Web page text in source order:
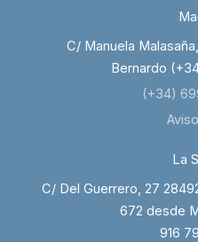
C/ Manuela
Bernardo
(+34)
La
C/ Del Guerrero, 27
672 desde
916